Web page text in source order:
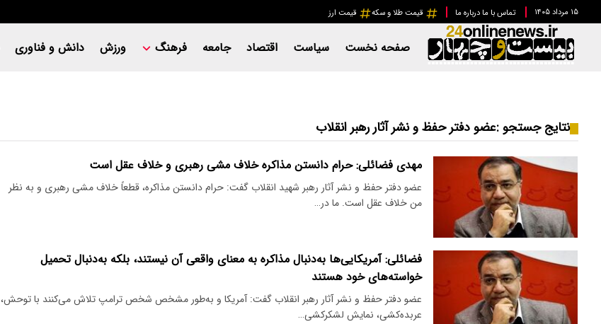
۱۵ مرداد ۱۴۰۵ تماس با ما درباره ما قیمت طلا و سکه قیمت ارز
صفحه نخست سیاست اقتصاد جامعه فرهنگ ورزش دانش و فناوری
نتایج جستجو :عضو دفتر حفظ و نشر آثار رهبر انقلاب
مهدی فضائلی: حرام دانستن مذاکره خلاف مشی رهبری و خلاف عقل است
عضو دفتر حفظ و نشر آثار رهبر شهید انقلاب گفت: حرام دانستن مذاکره، قطعاً خلاف مشی رهبری و به نظر
من خلاف عقل است. ما در…
فضائلی: آمریکایی‌ها به‌دنبال مذاکره به معنای واقعی آن نیستند، بلکه به‌دنبال تحمیل
خواسته‌های خود هستند
عضو دفتر حفظ و نشر آثار رهبر انقلاب گفت: آمریکا و به‌طور مشخص شخص ترامپ تلاش می‌کنند با توحش،
عربده‌کشی، نمایش لشکرکشی…